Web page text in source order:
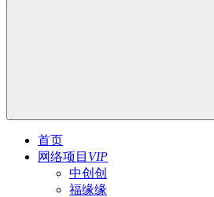
首页
网络项目 VIP
中创创
福缘缘